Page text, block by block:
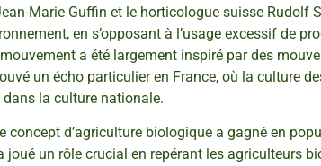
Marie Guffin et le horticologue suisse Rudolf
en s’opposant à l’usage excessif de
a été largement inspiré par des
un écho particulier en France, où la culture
la culture nationale.
d’agriculture biologique a gagné en
joué un rôle crucial en repérant les agriculteurs